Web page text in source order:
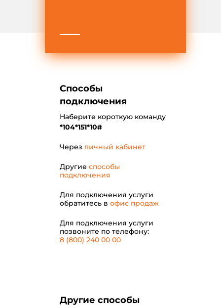
Способы
подключения
Наберите короткую команду
*104*151*10#
Через личный кабинет
Другие способы
подключения
Для подключения услуги
обратитесь в офис продаж
Для подключения услуги
позвоните по телефону:
8 (800) 240 00 00
Другие способы